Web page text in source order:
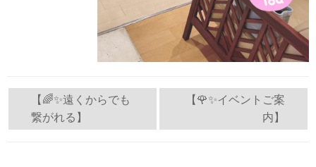
稿
【🌈✨遠くからでも
繋がれる】
【🌹✨イベントご案
内】